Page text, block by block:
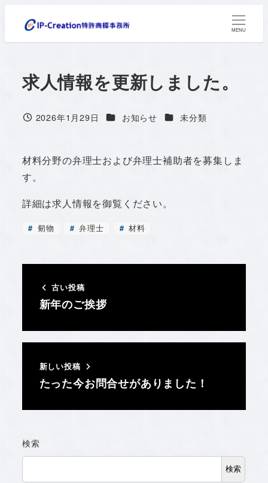
ン
MENU
求人情報を更新しました。
投稿日
2026年1月29日 カテゴリー
お知らせ カテゴリー
未分類
材料分野の弁理士および弁理士補助者を募集しま
す。
詳細は求人情報を御覧ください。
剱物 弁理士 材料
古い投稿
新年のご挨拶
新しい投稿
たった今お問合せがありました！
検索
検索